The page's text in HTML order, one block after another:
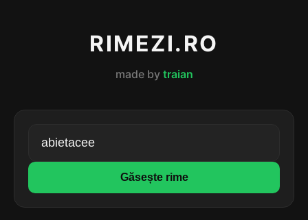
RIMEZI.RO
made by traian
Găsește rime